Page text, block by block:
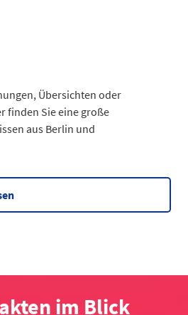
Berlin
Übersichten oder
finden Sie eine große
aus Berlin und
im Blick